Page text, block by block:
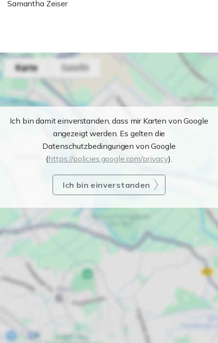
Samantha Zeiser
Ich bin damit einverstanden, dass mir Karten von Google
angezeigt werden. Es gelten die
Datenschutzbedingungen von Google
(https://policies.google.com/privacy).
Ich bin einverstanden